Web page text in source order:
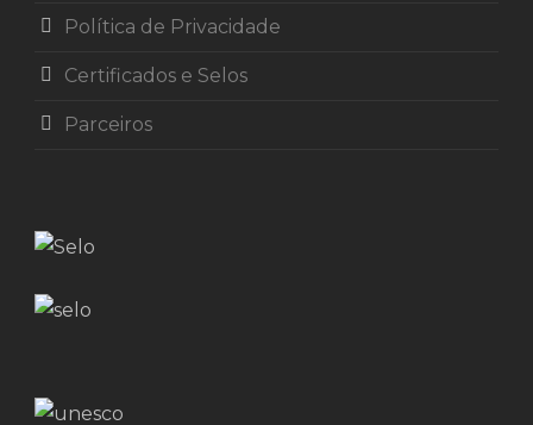
Política de Privacidade
Certificados e Selos
Parceiros